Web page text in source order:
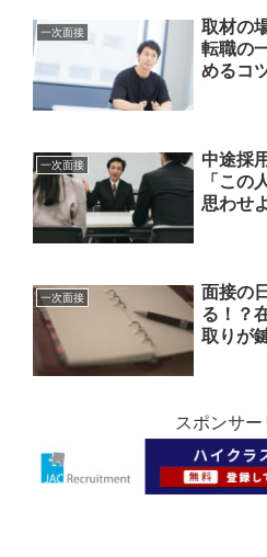
一次面接
取材の
転職の
めるコ
一次面接
中途採
「この
思わせ
一次面接
面接の
る！？
取りが
スポンサー